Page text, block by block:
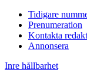
Tidigare
Prenumeration
Kontakta
Annonsera
Inre hållbarhet